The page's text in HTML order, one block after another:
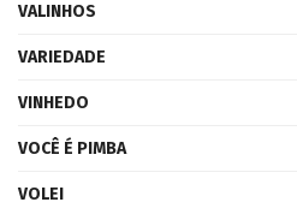
VALINHOS
VARIEDADE
VINHEDO
VOCÊ É PIMBA
VOLEI